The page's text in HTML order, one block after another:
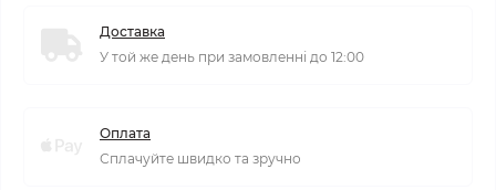
Доставка
У той же день при замовленні до 12:00
Оплата
Сплачуйте швидко та зручно